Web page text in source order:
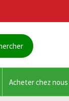
Acheter chez nous